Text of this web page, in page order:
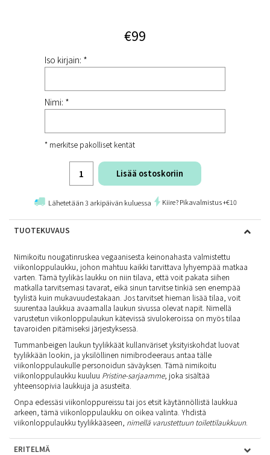
€99
Iso kirjain: *
Nimi: *
* merkitse pakolliset kentät
Lisää ostoskoriin
Lähetetään 3 arkipäivän kuluessa Kiire? Pikavalmistus +€10
TUOTEKUVAUS
Nimikoitu nougatinruskea vegaanisesta keinonahasta valmistettu
viikonloppulaukku, johon mahtuu kaikki tarvittava lyhyempää matkaa
varten. Tämä tyylikäs laukku on niin tilava, että voit pakata siihen
matkalla tarvitsemasi tavarat, eikä sinun tarvitse tinkiä sen enempää
tyylistä kuin mukavuudestakaan. Jos tarvitset hieman lisää tilaa, voit
suurentaa laukkua avaamalla laukun sivussa olevat napit. Nimellä
varustetun viikonloppulaukun kätevissä sivulokeroissa on myös tilaa
tavaroiden pitämiseksi järjestyksessä.
Tummanbeigen laukun tyylikkäät kullanväriset yksityiskohdat luovat
tyylikkään lookin, ja yksilöllinen nimibrodeeraus antaa tälle
viikonloppulaukulle personoidun säväyksen. Tämä nimikoitu
viikonloppulaukku kuuluu Pristine-sarjaamme, joka sisältää
yhteensopivia laukkuja ja asusteita.
Onpa edessäsi viikonloppureissu tai jos etsit käytännöllistä laukkua
arkeen, tämä viikonloppulaukku on oikea valinta. Yhdistä
viikonloppulaukku tyylikkääseen, nimellä varustettuun toilettilaukkuun.
ERITELMÄ